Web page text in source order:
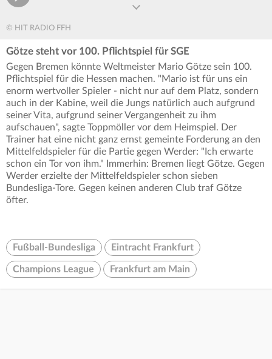
© HIT RADIO FFH
Götze steht vor 100. Pflichtspiel für SGE
Gegen Bremen könnte Weltmeister Mario Götze sein 100.
Pflichtspiel für die Hessen machen. "Mario ist für uns ein
enorm wertvoller Spieler - nicht nur auf dem Platz, sondern
auch in der Kabine, weil die Jungs natürlich auch aufgrund
seiner Vita, aufgrund seiner Vergangenheit zu ihm
aufschauen", sagte Toppmöller vor dem Heimspiel. Der
Trainer hat eine nicht ganz ernst gemeinte Forderung an den
Mittelfeldspieler für die Partie gegen Werder: "Ich erwarte
schon ein Tor von ihm." Immerhin: Bremen liegt Götze. Gegen
Werder erzielte der Mittelfeldspieler schon sieben
Bundesliga-Tore. Gegen keinen anderen Club traf Götze
öfter.
Fußball-Bundesliga Eintracht Frankfurt
Champions League Frankfurt am Main